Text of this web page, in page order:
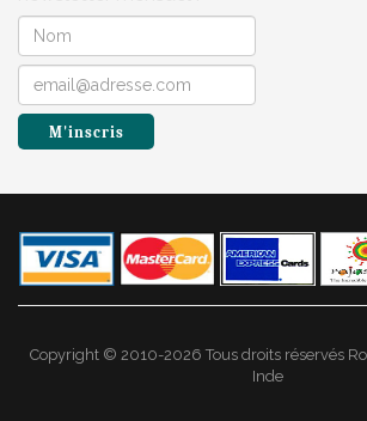
Copyright © 2010-2026 Tous droits réservés
Inde